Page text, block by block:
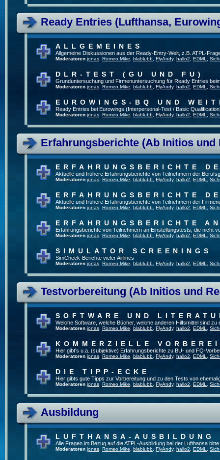
Ready Entries (Lufthansa,
ALLGEMEINES
Allgemeine Diskussionen aus der Ready-Entry-Welt, z.B. ATPL-
Moderatoren jonas Romeo.Mike blablubb FlyAndy, hallo2 EDML
DLR-TEST (GU UND FU)
Grunduntersuchung und Firmenuntersuchung für Ready Entries
Moderatoren jonas Romeo.Mike blablubb FlyAndy, hallo2 EDML
EUROWINGS-BQ UND
Ready Entries bei Eurowings (Interpersonal-Test / Basic
Moderatoren jonas Romeo.Mike blablubb FlyAndy, hallo2 EDML
Erfahrungsberichte (Ab Initios und
ERFAHRUNGSBERICHTE
Aktuelle und frühere Erfahrungsberichte von Teilnehmern der
Moderatoren jonas Romeo.Mike blablubb FlyAndy, hallo2 EDML
ERFAHRUNGSBERICHTE
Aktuelle und frühere Erfahrungsberichte von Teilnehmern der
Moderatoren jonas Romeo.Mike blablubb FlyAndy, hallo2 EDML
ERFAHRUNGSBERICHTE
Erfahrungsberichte von Teilnehmern an Einstellungstests, die nicht
Moderatoren jonas Romeo.Mike blablubb FlyAndy, hallo2 EDML
SIMULATOR SCREENINGS
SimCheck-Berichte vieler Airlines
Moderatoren jonas Romeo.Mike blablubb FlyAndy, hallo2 EDML
Testvorbereitung (Ab Initios und
SOFTWARE UND
Welche Software, welche Bücher, welche anderen Hilfsmittel sind zu
Moderatoren jonas Romeo.Mike blablubb FlyAndy, hallo2 EDML
KOMMERZIELLE
Hier gibt's u.a. (subjektive) Erfahrungsberichte zu BU- und FQ-
Moderatoren jonas Romeo.Mike blablubb FlyAndy, hallo2 EDML
DIE TIPP-ECKE
Hier gibts gute Tipps zur Vorbereitung und zu den Tests von
Moderatoren jonas Romeo.Mike blablubb FlyAndy, hallo2 EDML
Ausbildung
LUFTHANSA-AUSBILDUNG
Alle Fragen im Bezug auf die ATPL-Ausbildung bei der Lufthansa
Moderatoren jonas Romeo.Mike blablubb FlyAndy, hallo2 EDML